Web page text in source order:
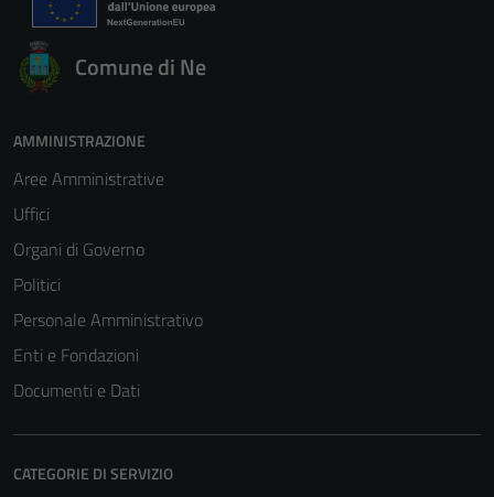
Comune di Ne
AMMINISTRAZIONE
Aree Amministrative
Uffici
Organi di Governo
Politici
Personale Amministrativo
Enti e Fondazioni
Documenti e Dati
CATEGORIE DI SERVIZIO